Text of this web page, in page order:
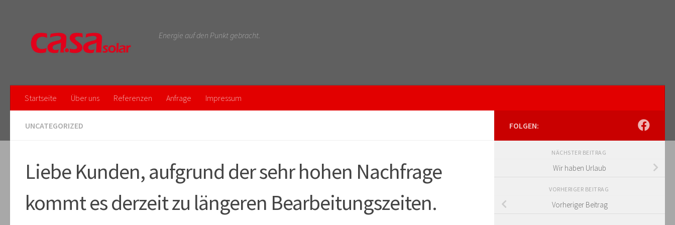
Energie auf den Punkt gebracht.
Startseite Über uns Referenzen Anfrage Impressum
UNCATEGORIZED
Liebe Kunden, aufgrund der sehr hohen Nachfrage
kommt es derzeit zu längeren Bearbeitungszeiten.
FOLGEN:
NÄCHSTER BEITRAG
Wir haben Urlaub
VORHERIGER BEITRAG
Vorheriger Beitrag